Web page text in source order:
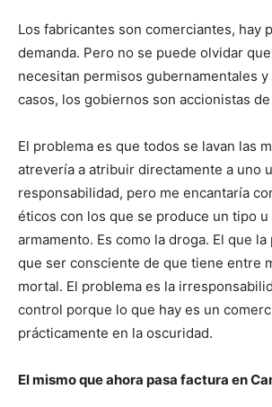
Los fabricantes son comerciantes, hay
demanda. Pero no se puede olvidar
necesitan permisos gubernamentales
casos, los gobiernos son accionistas
El problema es que todos se lavan las
atrevería a atribuir directamente a uno
responsabilidad, pero me encantaría
éticos con los que se produce un tipo u
armamento. Es como la droga. El que
que ser consciente de que tiene entre
mortal. El problema es la
control porque lo que hay es un
prácticamente en la oscuridad.
El mismo que ahora pasa factura en